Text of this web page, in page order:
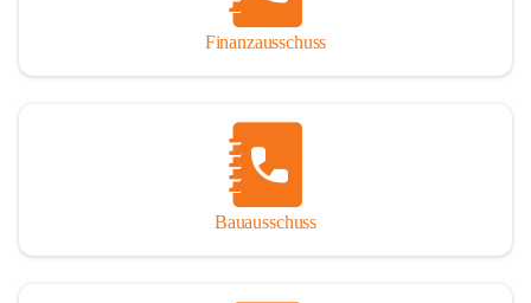
Finanzausschuss
Bauausschuss